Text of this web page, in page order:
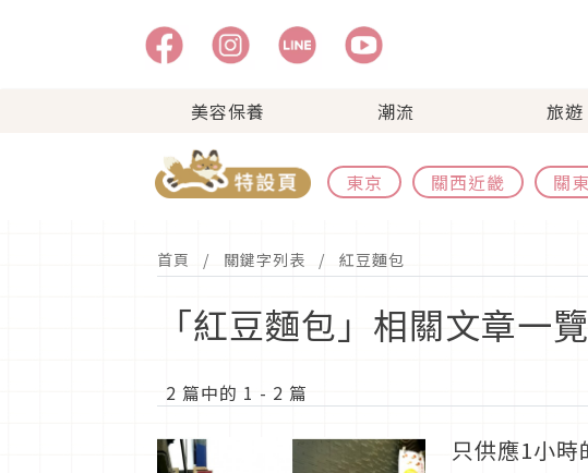
美容保養 潮流 旅遊
東京 關西近畿 關東
首頁 關鍵字列表 紅豆麵包
「紅豆麵包」相關文章一覽
2 篇中的 1 - 2 篇
只供應1小時